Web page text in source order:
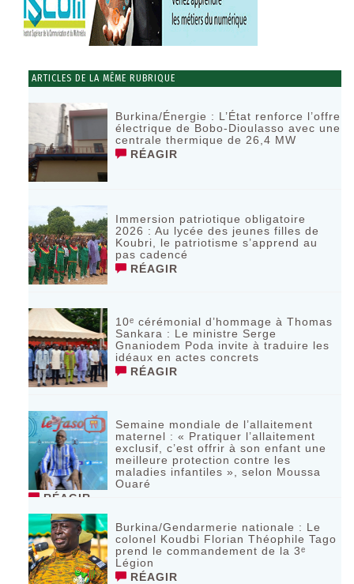
ARTICLES DE LA MÊME RUBRIQUE
Burkina/Énergie : L’État renforce l’offre
électrique de Bobo-Dioulasso avec une
centrale thermique de 26,4 MW
RÉAGIR
Immersion patriotique obligatoire
2026 : Au lycée des jeunes filles de
Koubri, le patriotisme s’apprend au
pas cadencé
RÉAGIR
10ᵉ cérémonial d’hommage à Thomas
Sankara : Le ministre Serge
Gnaniodem Poda invite à traduire les
idéaux en actes concrets
RÉAGIR
Semaine mondiale de l’allaitement
maternel : « Pratiquer l’allaitement
exclusif, c’est offrir à son enfant une
meilleure protection contre les
maladies infantiles », selon Moussa
Ouaré
RÉAGIR
Burkina/Gendarmerie nationale : Le
colonel Koudbi Florian Théophile Tago
prend le commandement de la 3ᵉ
Légion
RÉAGIR